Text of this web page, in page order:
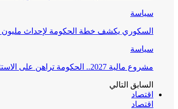
سياسة
السكوري يكشف خطة الحكومة لإحداث
سياسة
مشروع مالية 2027.. الحكومة تراهن على الاستثمار وتعزيز الدولة الاجتماعية
السابق التالي
اقتصاد
اقتصاد